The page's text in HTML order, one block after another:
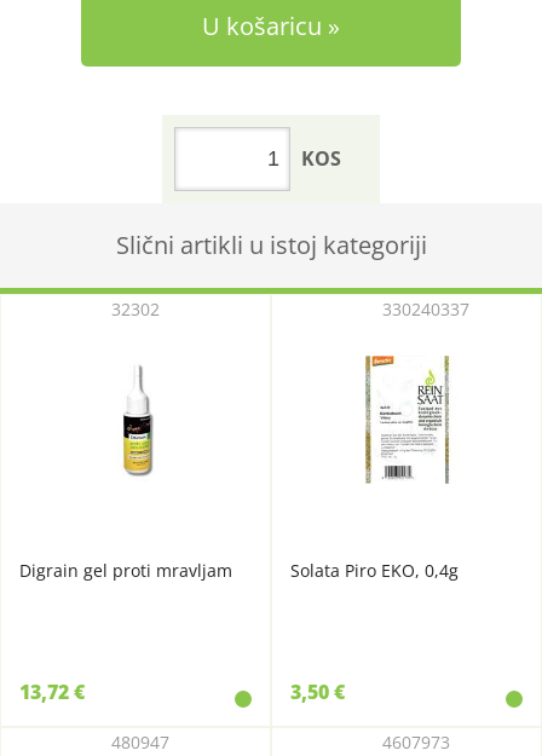
U košaricu
KOS
Slični artikli u istoj kategoriji
Digrain gel proti mravljam
32302
13,72 €
Solata Piro EKO, 0,4g
330240337
3,50 €
480947 4607973